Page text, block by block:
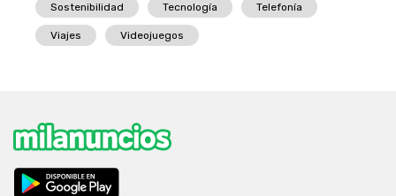
Sostenibilidad Tecnología Telefonía
Viajes Videojuegos